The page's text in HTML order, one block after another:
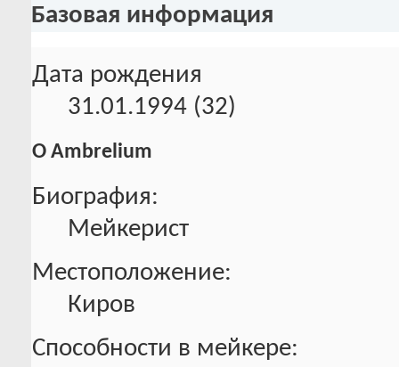
Базовая информация
Дата рождения
31.01.1994 (32)
О Ambrelium
Биография:
Мейкерист
Местоположение:
Киров
Способности в мейкере: